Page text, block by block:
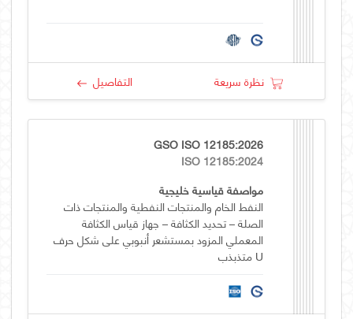
نظرة سريعة التفاصيل
GSO ISO 12185:2026
ISO 12185:2024
مواصفة قياسية خليجية
النفط الخام والمنتجات النفطية والمنتجات ذات
الصلة – تحديد الكثافة – جهاز قياس الكثافة
المعملي المزود بمستشعر أنبوبي على شكل حرف
U متذبذب